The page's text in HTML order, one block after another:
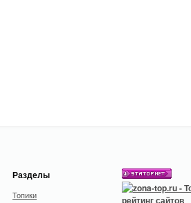
Разделы
Топики